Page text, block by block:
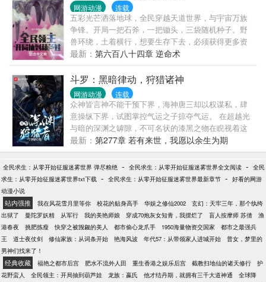
网游动漫 连载
五彩光芒洒落地球，全民穿越天道世界，与宇宙万族
争锋。开局一把石斧，一把锄头，三袋随机种子。野
兽环绕，土着横行，想要生存下去，必须获得更多资
源。正在所有人陷入生存恐惧中时，易天获得抽奖轮
盘。“叮！五星抽奖完成，获得神级灵物，七色葫芦种
子！”“...
最新： 第六百八十四章 逆命术
斗罗：黑暗律动，狩猎诸神
网游动漫 连载
众神皆言神不能干预下界，海神唐三却以权谋私，肆
意操纵下界，试图掌控气运之子掠夺气运。 在超越光
与暗的深渊之罅隙，不可名状的漆黑之物在睨视着这
一切。 他是蛰伏在无尽黑暗中的狩猎者，以千面千貌
欺骗、诱惑猎物一步一步落入精心布下的陷阱当中，
并以使猎物陷入无尽恐怖与绝望为最高的喜悦。 他
说，这个世界不需要所谓的神，至少不需要像唐三这
分龙王传说设定，原着主角转性，不喜该设定的慎
入！
最新： 第277章 若有来世，我愿以余生为期
全民求生：从零开始征服迷雾世界 弹尽粮绝 - 全民求生：从零开始征服迷雾世界全文阅读 - 全民
求生：从零开始征服迷雾世界txt下载 - 全民求生：从零开始征服迷雾世界最新章节 - 好看的网游
动漫小说
站内强推 我在风花雪月里等你 校花的贴身高手 华娱之修仙2002
玄幻：天牢三年，那个纨绔
出狱了
曼陀罗妖精 从军行 我的美艳师娘 穿成70炮灰女知青，我摆烂了 盲人按摩师 苏倩
渔
港春夜
挑肥拣瘦 快穿之被觊觎的美人 都市偷心龙爪手 1950海量物资交国家
都市之最强兵
王
道士夜仗剑 修仙家族：从词条开始 艳海风波 年代57：从带领家人进城开始
普女，梦里的
男神们找来了！
经典收藏 福艳之都市后宫 肥水不流外人田 重生香港之娱乐后宫 截教扫地仙的诸天修行
护
花野蛮人
全民领主：开局抽到葫芦娃 龙族：嬴氏 他才结丹期，就拥有三千大道神通
全球降